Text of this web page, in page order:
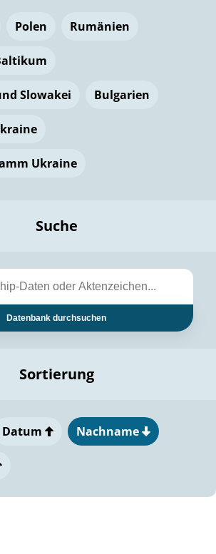
Polen Rumänien
Slowakei Bulgarien
Ukraine
Suche
Datenbank durchsuchen
Sortierung
Datum Nachname